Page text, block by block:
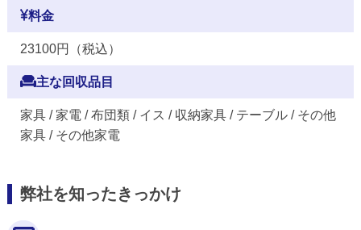
料金
23100円（税込）
主な回収品目
家具 / 家電 / 布団類 / イス / 収納家具 / テーブル / その他
家具 / その他家電
弊社を知ったきっかけ